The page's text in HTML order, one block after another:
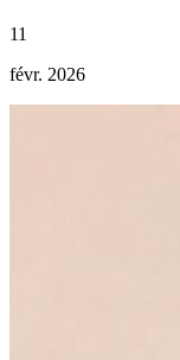
11
févr. 2026